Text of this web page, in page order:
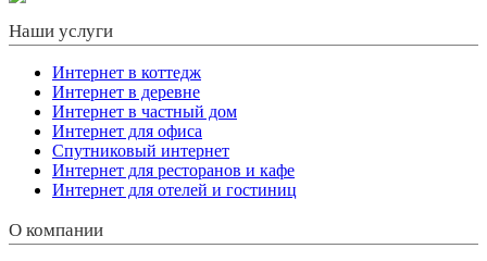
Наши услуги
Интернет в коттедж
Интернет в деревне
Интернет в частный дом
Интернет для офиса
Спутниковый интернет
Интернет для ресторанов и кафе
Интернет для отелей и гостиниц
О компании